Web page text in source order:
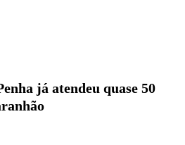
já atendeu quase 50